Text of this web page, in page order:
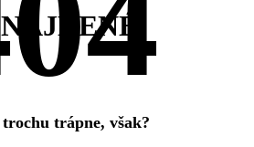
trápne, však?